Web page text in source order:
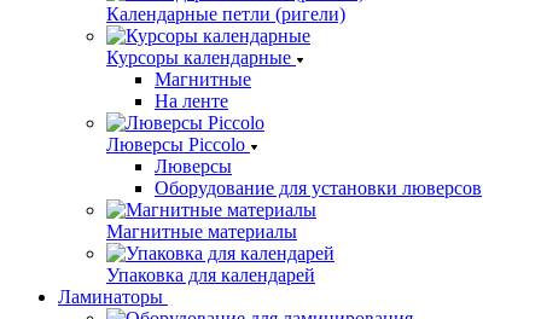
Календарные петли (ригели)
Курсоры календарные
Магнитные
На ленте
Люверсы Piccolo
Люверсы
Оборудование для установки люверсов
Магнитные материалы
Упаковка для календарей
Ламинаторы